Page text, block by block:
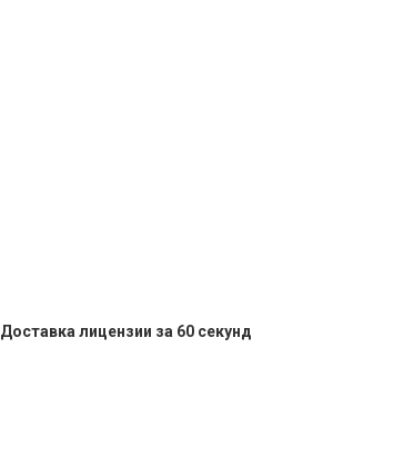
Доставка лицензии за 60 секунд